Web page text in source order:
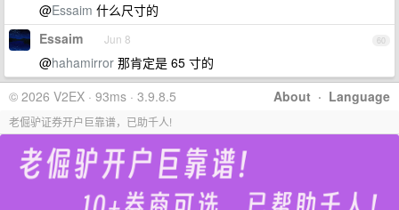
@Essaim 什么尺寸的
60
Essaim Jun 8
@hahamirror 那肯定是 65 寸的
About · Language
© 2026 V2EX · 93ms · 3.9.8.5
老倔驴证券开户巨靠谱，已助千人!